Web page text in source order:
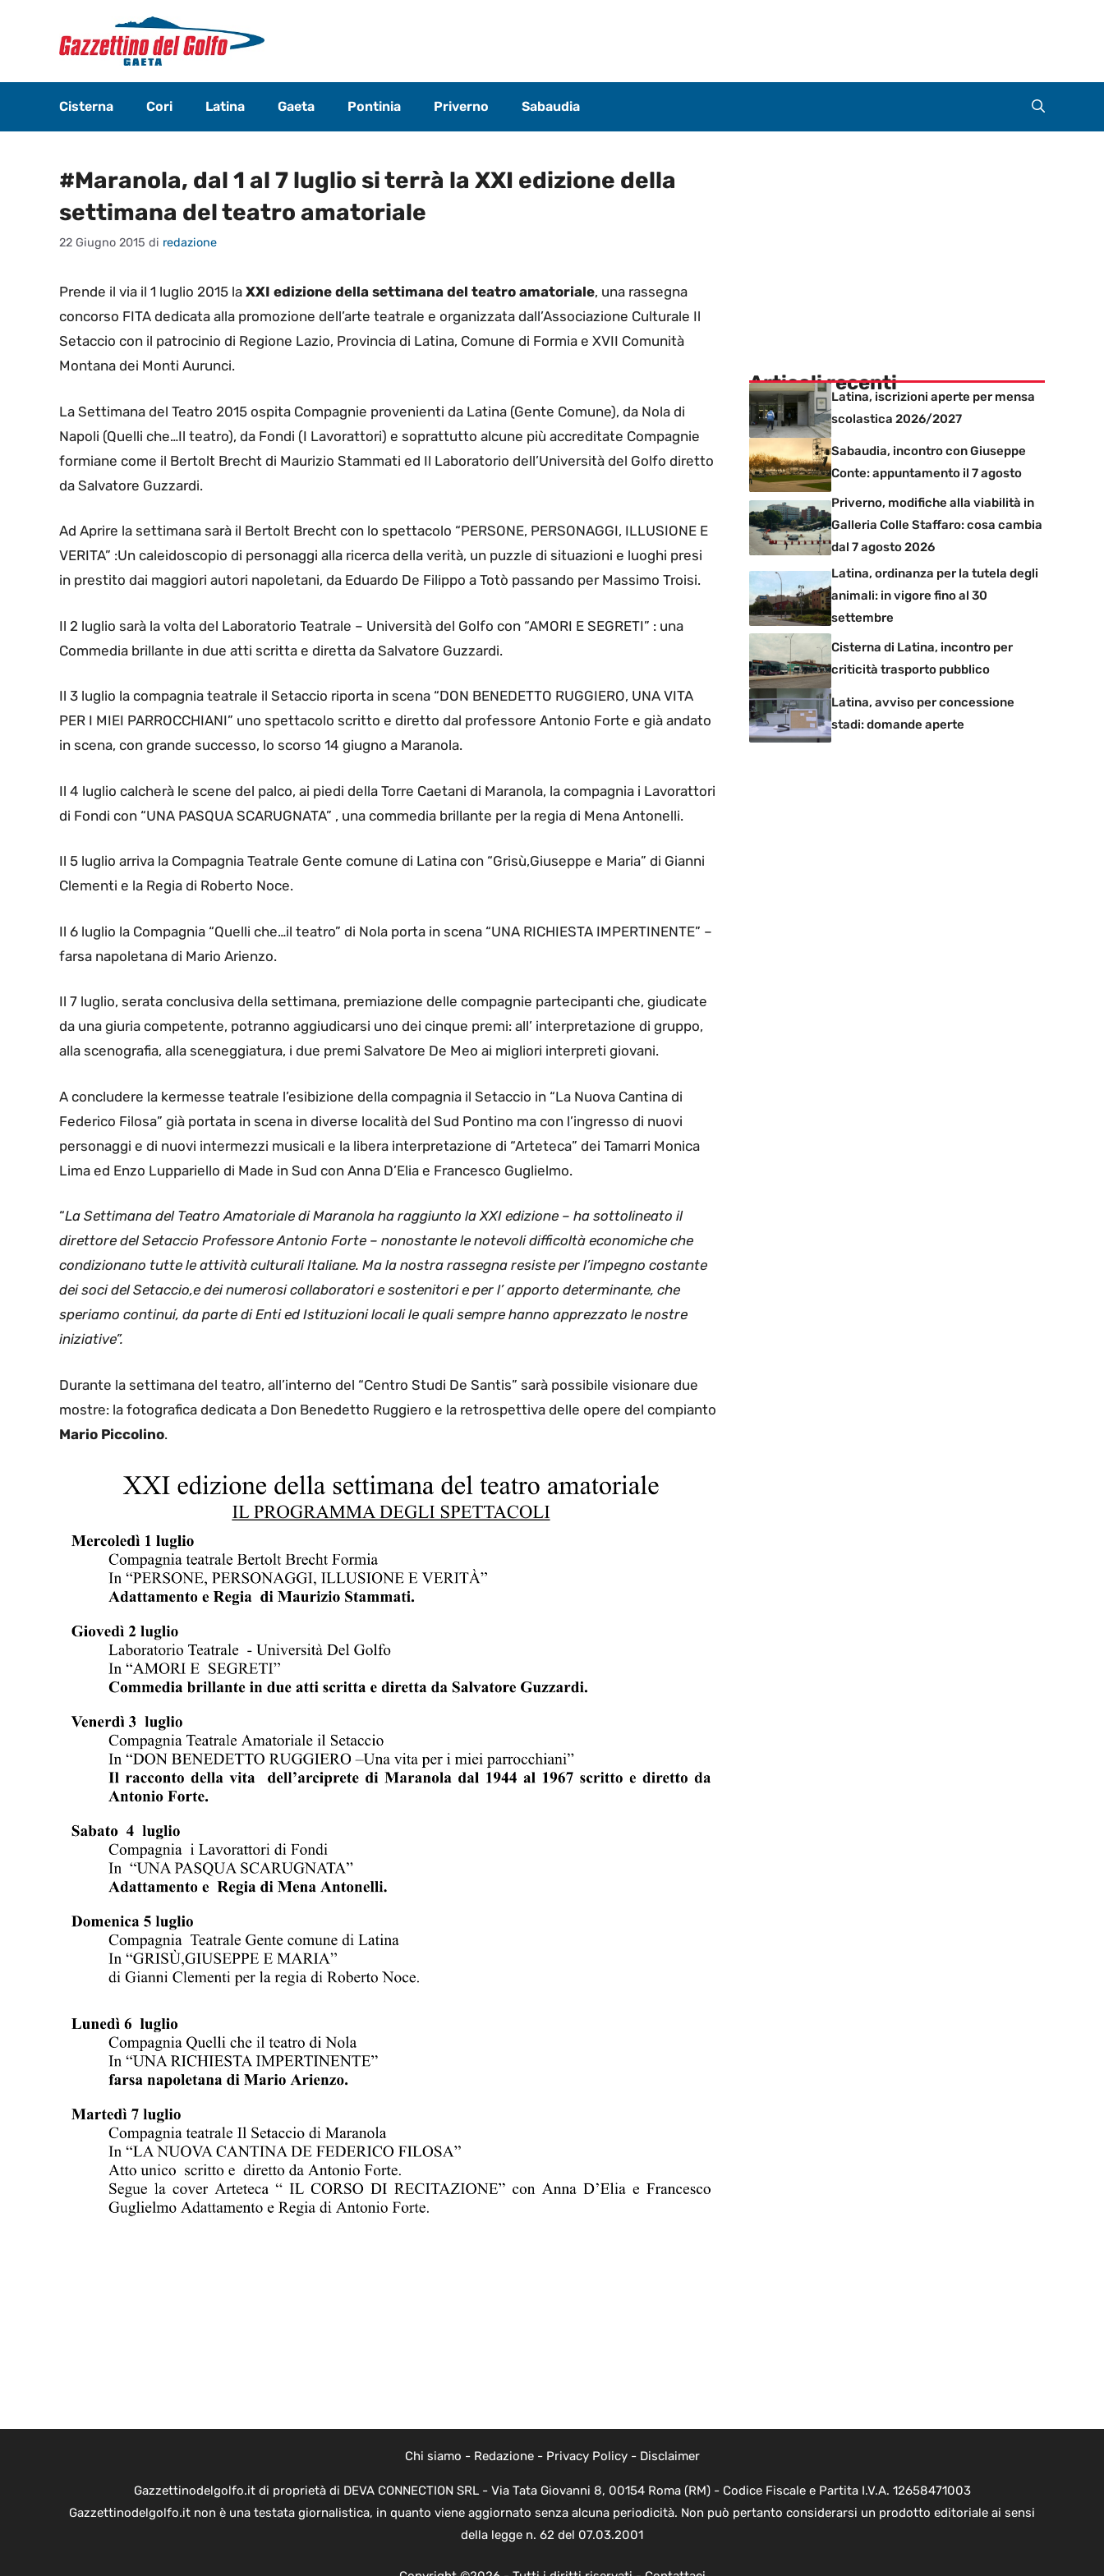
contenuto
Cisterna Cori Latina Gaeta Pontinia Priverno Sabaudia
#Maranola, dal 1 al 7 luglio si terrà la XXI edizione della
settimana del teatro amatoriale
22 Giugno 2015 di redazione
Prende il via il 1 luglio 2015 la XXI edizione della settimana del teatro amatoriale, una rassegna
concorso FITA dedicata alla promozione dell’arte teatrale e organizzata dall’Associazione Culturale Il
Setaccio con il patrocinio di Regione Lazio, Provincia di Latina, Comune di Formia e XVII Comunità
Montana dei Monti Aurunci.
La Settimana del Teatro 2015 ospita Compagnie provenienti da Latina (Gente Comune), da Nola di
Napoli (Quelli che…Il teatro), da Fondi (I Lavorattori) e soprattutto alcune più accreditate Compagnie
formiane come il Bertolt Brecht di Maurizio Stammati ed Il Laboratorio dell’Università del Golfo diretto
da Salvatore Guzzardi.
Ad Aprire la settimana sarà il Bertolt Brecht con lo spettacolo “PERSONE, PERSONAGGI, ILLUSIONE E
VERITA” :Un caleidoscopio di personaggi alla ricerca della verità, un puzzle di situazioni e luoghi presi
in prestito dai maggiori autori napoletani, da Eduardo De Filippo a Totò passando per Massimo Troisi.
Il 2 luglio sarà la volta del Laboratorio Teatrale – Università del Golfo con “AMORI E SEGRETI” : una
Commedia brillante in due atti scritta e diretta da Salvatore Guzzardi.
Il 3 luglio la compagnia teatrale il Setaccio riporta in scena “DON BENEDETTO RUGGIERO, UNA VITA
PER I MIEI PARROCCHIANI” uno spettacolo scritto e diretto dal professore Antonio Forte e già andato
in scena, con grande successo, lo scorso 14 giugno a Maranola.
Il 4 luglio calcherà le scene del palco, ai piedi della Torre Caetani di Maranola, la compagnia i Lavorattori
di Fondi con “UNA PASQUA SCARUGNATA” , una commedia brillante per la regia di Mena Antonelli.
Il 5 luglio arriva la Compagnia Teatrale Gente comune di Latina con “Grisù,Giuseppe e Maria” di Gianni
Clementi e la Regia di Roberto Noce.
Il 6 luglio la Compagnia “Quelli che…il teatro” di Nola porta in scena “UNA RICHIESTA IMPERTINENTE” –
farsa napoletana di Mario Arienzo.
Il 7 luglio, serata conclusiva della settimana, premiazione delle compagnie partecipanti che, giudicate
da una giuria competente, potranno aggiudicarsi uno dei cinque premi: all’ interpretazione di gruppo,
alla scenografia, alla sceneggiatura, i due premi Salvatore De Meo ai migliori interpreti giovani.
A concludere la kermesse teatrale l’esibizione della compagnia il Setaccio in “La Nuova Cantina di
Federico Filosa” già portata in scena in diverse località del Sud Pontino ma con l’ingresso di nuovi
personaggi e di nuovi intermezzi musicali e la libera interpretazione di “Arteteca” dei Tamarri Monica
Lima ed Enzo Luppariello di Made in Sud con Anna D’Elia e Francesco Guglielmo.
“La Settimana del Teatro Amatoriale di Maranola ha raggiunto la XXI edizione – ha sottolineato il
direttore del Setaccio Professore Antonio Forte – nonostante le notevoli difficoltà economiche che
condizionano tutte le attività culturali Italiane. Ma la nostra rassegna resiste per l’impegno costante
dei soci del Setaccio,e dei numerosi collaboratori e sostenitori e per l’ apporto determinante, che
speriamo continui, da parte di Enti ed Istituzioni locali le quali sempre hanno apprezzato le nostre
iniziative”.
Durante la settimana del teatro, all’interno del “Centro Studi De Santis” sarà possibile visionare due
mostre: la fotografica dedicata a Don Benedetto Ruggiero e la retrospettiva delle opere del compianto
Mario Piccolino.
Articoli recenti
Latina, iscrizioni aperte per mensa
scolastica 2026/2027
Sabaudia, incontro con Giuseppe
Conte: appuntamento il 7 agosto
Priverno, modifiche alla viabilità in
Galleria Colle Staffaro: cosa cambia
dal 7 agosto 2026
Latina, ordinanza per la tutela degli
animali: in vigore fino al 30
settembre
Cisterna di Latina, incontro per
criticità trasporto pubblico
Latina, avviso per concessione
stadi: domande aperte
Chi siamo - Redazione- Privacy Policy- Disclaimer
Gazzettinodelgolfo.it di proprietà di DEVA CONNECTION SRL - Via Tata Giovanni 8, 00154 Roma (RM) - Codice Fiscale e Partita I.V.A. 12658471003
Gazzettinodelgolfo.it non è una testata giornalistica, in quanto viene aggiornato senza alcuna periodicità. Non può pertanto considerarsi un prodotto editoriale ai sensi
della legge n. 62 del 07.03.2001